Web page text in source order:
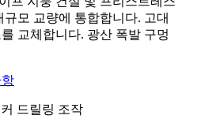
규모 교량에 통합합니다. 고대
교체합니다. 광산 폭발 구멍